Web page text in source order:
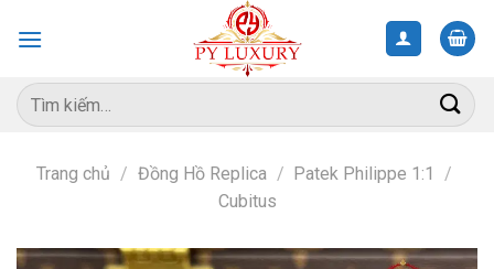
Tìm
kiếm:
Trang chủ / Đồng Hồ Replica / Patek Philippe 1:1
/
Cubitus